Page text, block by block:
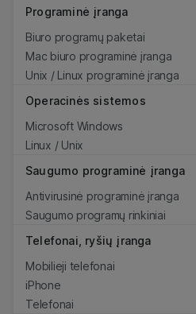
Programinė įranga
Biuro programų paketai
Mac biuro programinė įranga
Unix / Linux programinė įranga
Operacinės sistemos
Microsoft Windows
Linux / Unix
Saugumo programinė įranga
Antivirusinė programinė įranga
Saugumo programų rinkiniai
Telefonai, ryšių įranga
Mobilieji telefonai
iPhone
Telefonai